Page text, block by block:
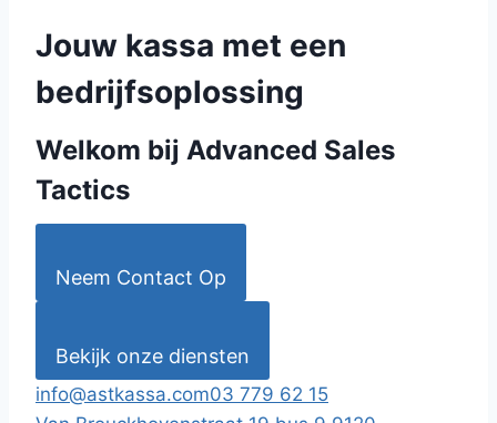
Jouw kassa met een
bedrijfsoplossing
Welkom bij Advanced Sales
Tactics
Neem Contact Op
Bekijk onze diensten
info@astkassa.com03 779 62 15